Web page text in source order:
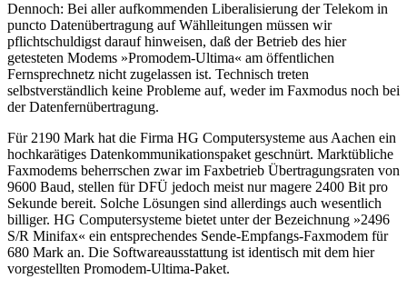
Dennoch: Bei aller aufkommenden Liberalisierung der Telekom in
puncto Datenübertragung auf Wählleitungen müssen wir
pflichtschuldigst darauf hinweisen, daß der Betrieb des hier
getesteten Modems »Promodem-Ultima« am öffentlichen
Fernsprechnetz nicht zugelassen ist. Technisch treten
selbstverständlich keine Probleme auf, weder im Faxmodus noch bei
der Datenfernübertragung.
Für 2190 Mark hat die Firma HG Computersysteme aus Aachen ein
hochkarätiges Datenkommunikationspaket geschnürt. Marktübliche
Faxmodems beherrschen zwar im Faxbetrieb Übertragungsraten von
9600 Baud, stellen für DFÜ jedoch meist nur magere 2400 Bit pro
Sekunde bereit. Solche Lösungen sind allerdings auch wesentlich
billiger. HG Computersysteme bietet unter der Bezeichnung »2496
S/R Minifax« ein entsprechendes Sende-Empfangs-Faxmodem für
680 Mark an. Die Softwareausstattung ist identisch mit dem hier
vorgestellten Promodem-Ultima-Paket.